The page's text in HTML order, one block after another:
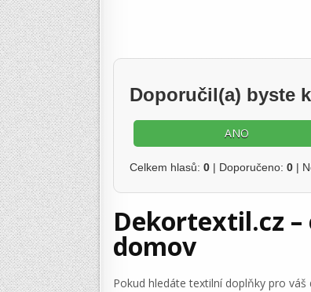
Doporučil(a) byste
ANO
Celkem hlasů: 0 | Doporučeno: 0 |
Dekortextil.cz
domov
Pokud hledáte textilní doplňky pro